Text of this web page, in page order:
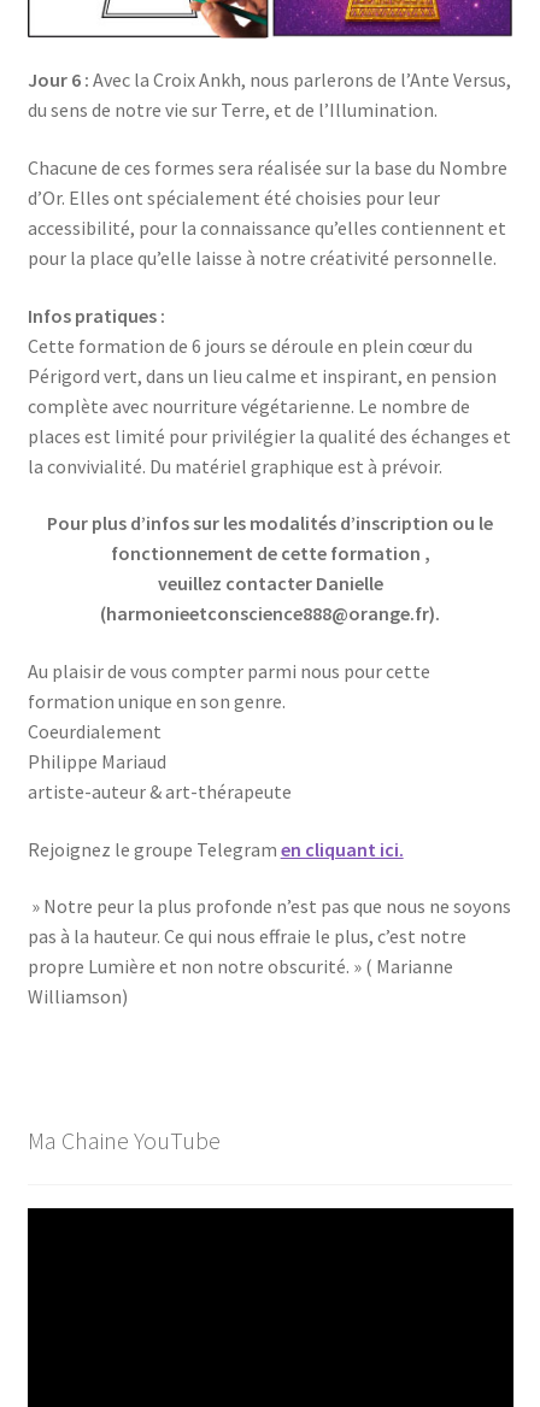
Jour 6 : Avec la Croix Ankh, nous parlerons de l’Ante Versus,
du sens de notre vie sur Terre, et de l’Illumination.
Chacune de ces formes sera réalisée sur la base du Nombre
d’Or. Elles ont spécialement été choisies pour leur
accessibilité, pour la connaissance qu’elles contiennent et
pour la place qu’elle laisse à notre créativité personnelle.
Infos pratiques :
Cette formation de 6 jours se déroule en plein cœur du
Périgord vert, dans un lieu calme et inspirant, en pension
complète avec nourriture végétarienne. Le nombre de
places est limité pour privilégier la qualité des échanges et
la convivialité. Du matériel graphique est à prévoir.
Pour plus d’infos sur les modalités d’inscription ou le
fonctionnement de cette formation ,
veuillez contacter Danielle
(harmonieetconscience888@orange.fr).
Au plaisir de vous compter parmi nous pour cette
formation unique en son genre.
Coeurdialement
Philippe Mariaud
artiste-auteur & art-thérapeute
Rejoignez le groupe Telegram en cliquant ici.
» Notre peur la plus profonde n’est pas que nous ne soyons
pas à la hauteur. Ce qui nous effraie le plus, c’est notre
propre Lumière et non notre obscurité. » ( Marianne
Williamson)
Ma Chaine YouTube